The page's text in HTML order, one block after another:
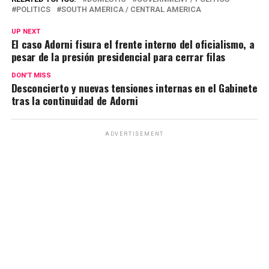
A
p
p
o
o
k
a
m
n
k
ar
tir
POLITICS
SOUTH AMERICA / CENTRAL AMERICA
UP NEXT
El caso Adorni fisura el frente interno del oficialismo, a
pesar de la presión presidencial para cerrar filas
DON'T MISS
Desconcierto y nuevas tensiones internas en el Gabinete
tras la continuidad de Adorni
ADVERTISEMENT